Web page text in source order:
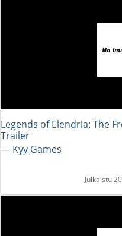
Legends of Elendria: The
Trailer
― Kyy Games
Julkaistu